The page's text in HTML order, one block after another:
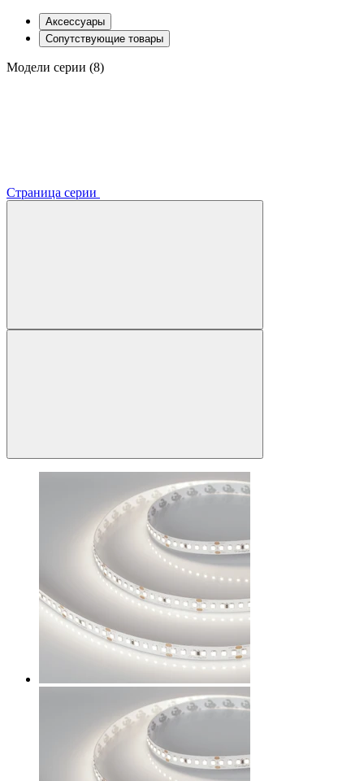
Аксессуары
Сопутствующие товары
Модели серии (8)
Страница серии